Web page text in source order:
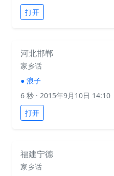
打开
河北邯郸
家乡话
● 浪子
6 秒 · 2015年9月10日 14:10
打开
福建宁德
家乡话